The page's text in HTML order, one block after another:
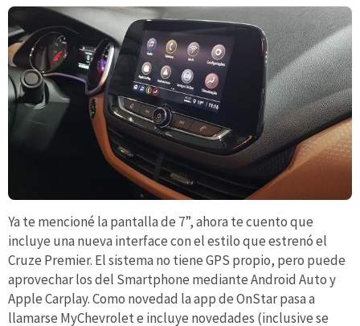
Ya te mencioné la pantalla de 7”, ahora te cuento que
incluye una nueva interface con el estilo que estrenó el
Cruze Premier. El sistema no tiene GPS propio, pero puede
aprovechar los del Smartphone mediante Android Auto y
Apple Carplay. Como novedad la app de OnStar pasa a
llamarse MyChevrolet e incluye novedades (inclusive se